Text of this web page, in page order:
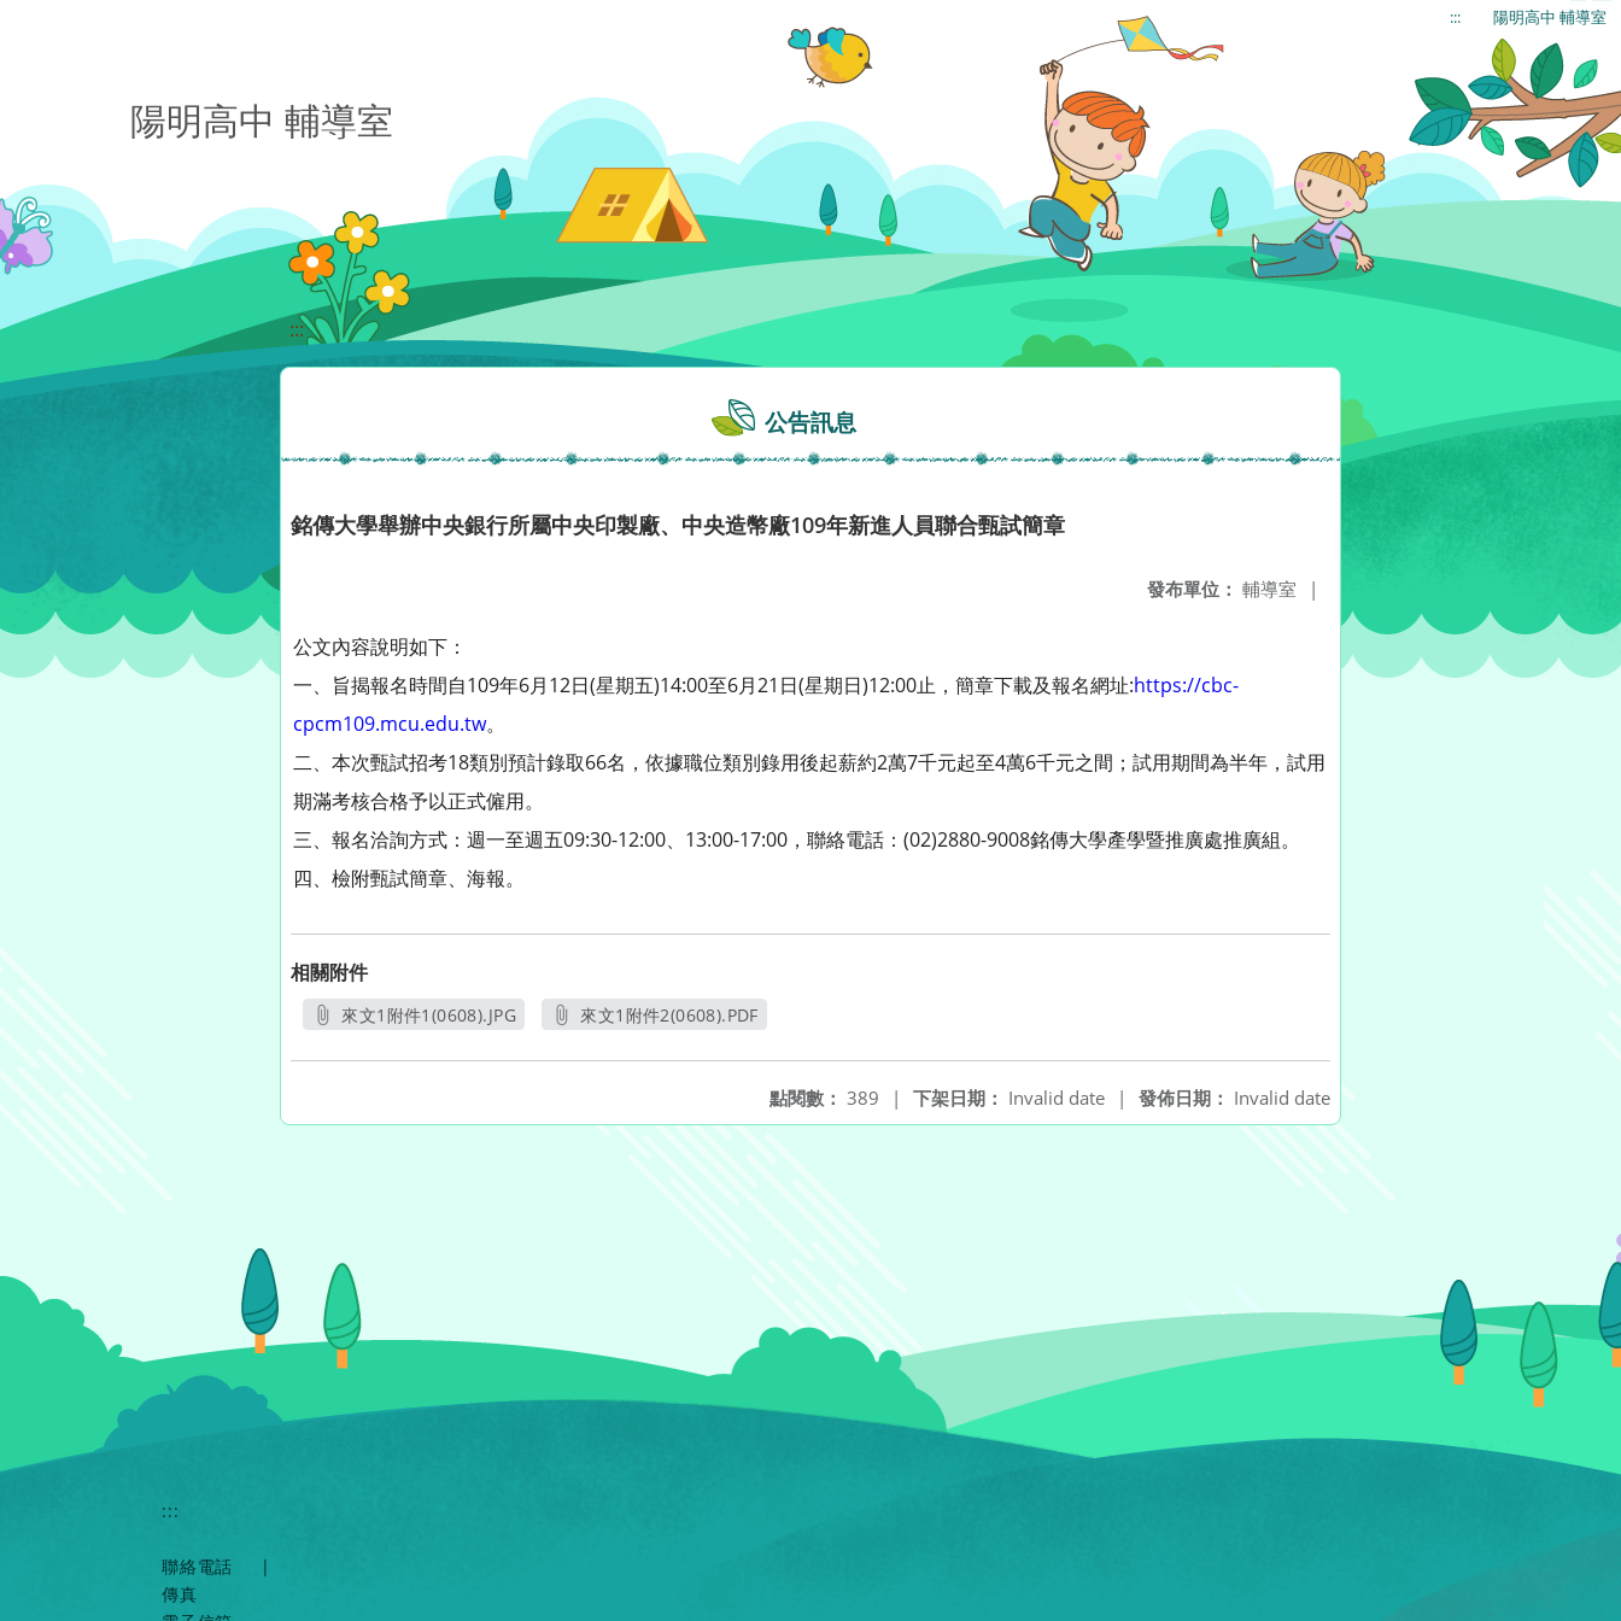
::: 陽明高中 輔導室
陽明高中 輔導室
:::
公告訊息
銘傳大學舉辦中央銀行所屬中央印製廠、中央造幣廠109年新進人員聯合甄試簡章
發布單位： 輔導室 |
公文內容說明如下：
一、旨揭報名時間自109年6月12日(星期五)14:00至6月21日(星期日)12:00止，簡章下載及報名網址:https://cbc-
cpcm109.mcu.edu.tw。
二、本次甄試招考18類別預計錄取66名，依據職位類別錄用後起薪約2萬7千元起至4萬6千元之間；試用期間為半年，試用
期滿考核合格予以正式僱用。
三、報名洽詢方式：週一至週五09:30-12:00、13:00-17:00，聯絡電話：(02)2880-9008銘傳大學產學暨推廣處推廣組。
四、檢附甄試簡章、海報。
相關附件
來文1附件1(0608).JPG
來文1附件2(0608).PDF
發佈日期： Invalid date
下架日期： Invalid date |
點閱數： 389 |
:::
聯絡電話
|
傳真